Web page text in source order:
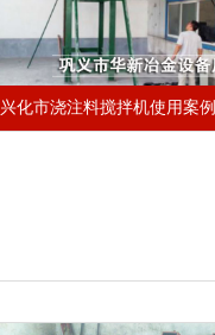
兴化市浇注料搅拌机使用案例